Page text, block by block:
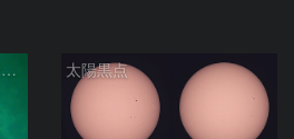
活動領域 4498,4500：2026/08/08 太陽黒点